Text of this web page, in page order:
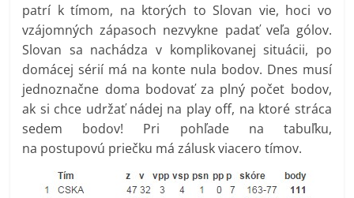
patrí k tímom, na ktorých to Slovan vie, hoci vo
vzájomných zápasoch nezvykne padať veľa gólov.
Slovan sa nachádza v komplikovanej situácii, po
domácej sérií má na konte nula bodov. Dnes musí
jednoznačne doma bodovať za plný počet bodov,
ak si chce udržať nádej na play off, na ktoré stráca
sedem bodov! Pri pohľade na tabuľku,
na postupovú priečku má zálusk viacero tímov.